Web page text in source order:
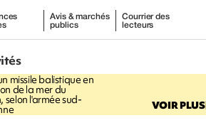
Avis & marchés
publics
Courrier des
lecteurs
La Corée du Nord
missile balistique en
de la mer du
selon l'armée sud- VOIR PLUS